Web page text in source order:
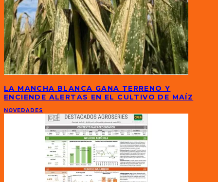
LA MANCHA BLANCA GANA TERRENO Y
ENCIENDE ALERTAS EN EL CULTIVO DE MAÍZ
NOVEDADES